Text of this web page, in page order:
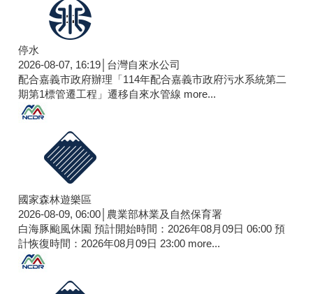
停水
2026-08-07, 16:19│台灣自來水公司
配合嘉義市政府辦理「114年配合嘉義市政府污水系統第二
期第1標管遷工程」遷移自來水管線 more...
國家森林遊樂區
2026-08-09, 06:00│農業部林業及自然保育署
白海豚颱風休園 預計開始時間：2026年08月09日 06:00 預
計恢復時間：2026年08月09日 23:00 more...